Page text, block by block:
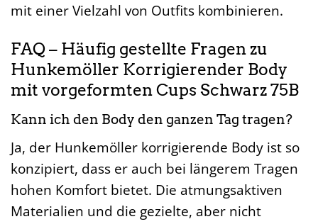
mit einer Vielzahl von Outfits kombinieren.
FAQ – Häufig gestellte Fragen zu
Hunkemöller Korrigierender Body
mit vorgeformten Cups Schwarz 75B
Kann ich den Body den ganzen Tag tragen?
Ja, der Hunkemöller korrigierende Body ist so
konzipiert, dass er auch bei längerem Tragen
hohen Komfort bietet. Die atmungsaktiven
Materialien und die gezielte, aber nicht